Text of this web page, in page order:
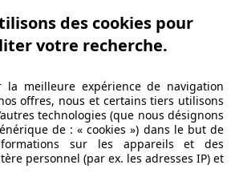
des cookies pour
votre recherche.
la meilleure expérience de navigation
offres, nous et certains tiers utilisons
technologies (que nous désignons
de : « cookies ») dans le but de
sur les appareils et des
personnel (par ex. les adresses IP) et